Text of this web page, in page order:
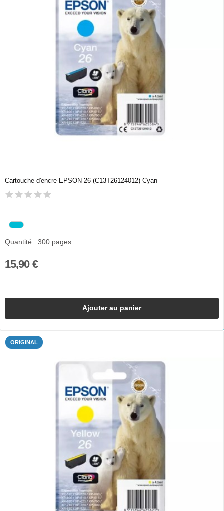
Cartouche d'encre EPSON 26 (C13T26124012) Cyan
Quantité : 300 pages
15,90 €
Ajouter au panier
ORIGINAL